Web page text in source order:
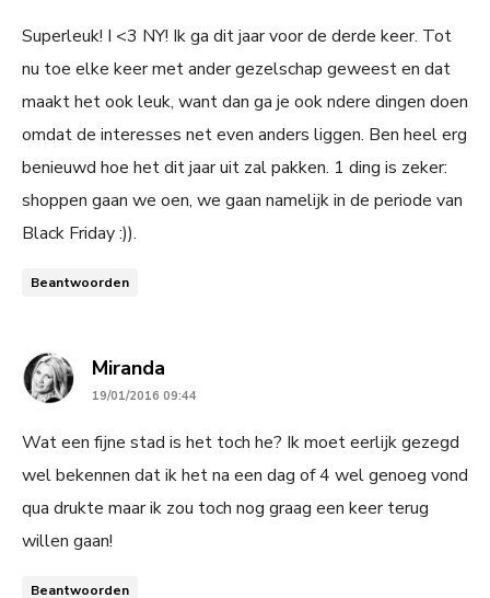
Superleuk! I <3 NY! Ik ga dit jaar voor de derde keer. Tot
nu toe elke keer met ander gezelschap geweest en dat
maakt het ook leuk, want dan ga je ook ndere dingen doen
omdat de interesses net even anders liggen. Ben heel erg
benieuwd hoe het dit jaar uit zal pakken. 1 ding is zeker:
shoppen gaan we oen, we gaan namelijk in de periode van
Black Friday :)).
Beantwoorden
Miranda
19/01/2016 09:44
Wat een fijne stad is het toch he? Ik moet eerlijk gezegd
wel bekennen dat ik het na een dag of 4 wel genoeg vond
qua drukte maar ik zou toch nog graag een keer terug
willen gaan!
Beantwoorden